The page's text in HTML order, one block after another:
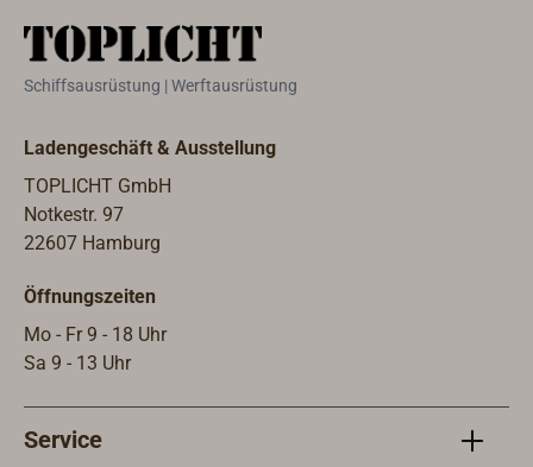
verwenden und während der Arbeit
trockenen Untergründen anwenden.
Verarbeitungshinweise auf Gebinde
und Sicherheitsdatenblatt
beachten.Technische
DatenAnwendungsbereich:
Polyester- und Gelcoat-Oberflächen
vor
WeiterbehandlungApplikationsmetho
und gründlich abwischen
Schiffsausrüstung | Werftausrüstung
Ladengeschäft & Ausstellung
TOPLICHT GmbH
Notkestr. 97
22607 Hamburg
Öffnungszeiten
Mo - Fr 9 - 18 Uhr
Sa 9 - 13 Uhr
Service